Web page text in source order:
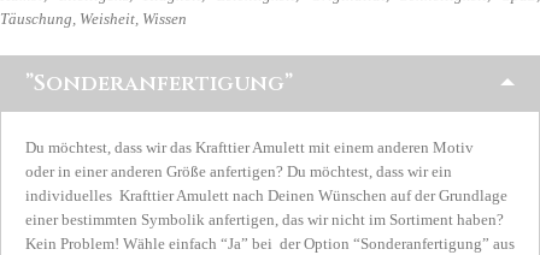
Täuschung, Weisheit, Wissen
”Sonderanfertigung”
Du möchtest, dass wir das Krafttier Amulett mit einem anderen Motiv
oder in einer anderen Größe anfertigen? Du möchtest, dass wir ein
individuelles Krafttier Amulett nach Deinen Wünschen auf der Grundlage
einer bestimmten Symbolik anfertigen, das wir nicht im Sortiment haben?
Kein Problem! Wähle einfach “Ja” bei der Option “Sonderanfertigung” aus